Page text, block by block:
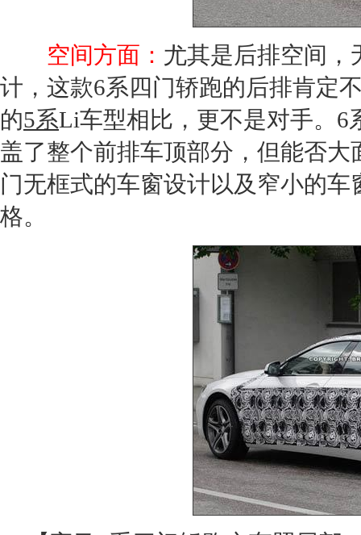
空间方面： 尤其是后排空间，
计，这款6系四门轿跑的后排肯定
的5系Li车型相比，更不是对手。6
盖了整个前排车顶部分，但能否
门无框式的车窗设计以及窄小的
格。